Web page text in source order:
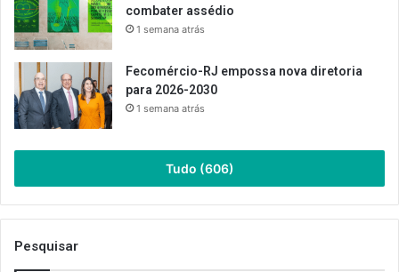
combater assédio
1 semana atrás
Fecomércio-RJ empossa nova diretoria
para 2026-2030
1 semana atrás
Tudo (606)
Pesquisar